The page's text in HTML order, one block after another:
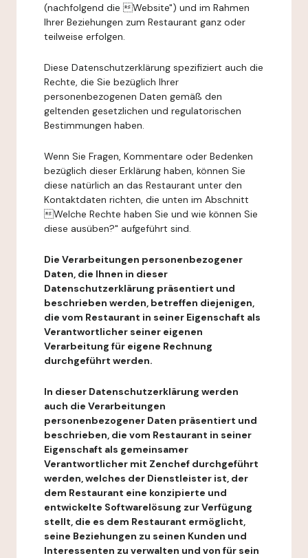
(nachfolgend die Website") und im Rahmen
Ihrer Beziehungen zum Restaurant ganz oder
teilweise erfolgen.
Diese Datenschutzerklärung spezifiziert auch die
Rechte, die Sie bezüglich Ihrer
personenbezogenen Daten gemäß den
geltenden gesetzlichen und regulatorischen
Bestimmungen haben.
Wenn Sie Fragen, Kommentare oder Bedenken
bezüglich dieser Erklärung haben, können Sie
diese natürlich an das Restaurant unter den
Kontaktdaten richten, die unten im Abschnitt
Welche Rechte haben Sie und wie können Sie
diese ausüben?" aufgeführt sind.
Die Verarbeitungen personenbezogener
Daten, die Ihnen in dieser
Datenschutzerklärung präsentiert und
beschrieben werden, betreffen diejenigen,
die vom Restaurant in seiner Eigenschaft als
Verantwortlicher seiner eigenen
Verarbeitung für eigene Rechnung
durchgeführt werden.
In dieser Datenschutzerklärung werden
auch die Verarbeitungen
personenbezogener Daten präsentiert und
beschrieben, die vom Restaurant in seiner
Eigenschaft als gemeinsamer
Verantwortlicher mit Zenchef durchgeführt
werden, welches der Dienstleister ist, der
dem Restaurant eine konzipierte und
entwickelte Softwarelösung zur Verfügung
stellt, die es dem Restaurant ermöglicht,
seine Beziehungen zu seinen Kunden und
Interessenten zu verwalten und von für sein